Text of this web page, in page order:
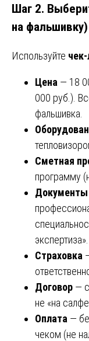
Шаг 2.
на фальшивку)
Используйте
Цена — 18
000 руб.).
фальшивка.
Сметная
программу
Документы
экспертиза».
Страховка
Договор —
не «на
Оплата —
чеком (не